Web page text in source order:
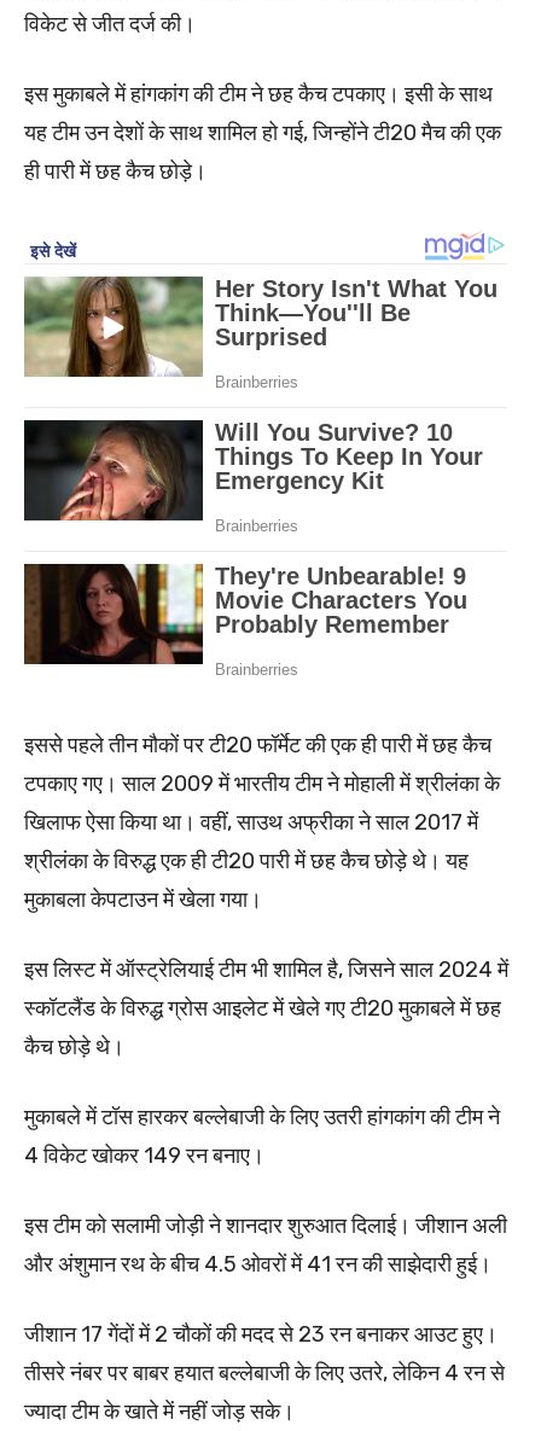
विकेट से जीत दर्ज की।
इस मुकाबले में हांगकांग की टीम ने छह कैच टपकाए। इसी के साथ
यह टीम उन देशों के साथ शामिल हो गई, जिन्होंने टी20 मैच की एक
ही पारी में छह कैच छोड़े।
इससे पहले तीन मौकों पर टी20 फॉर्मेट की एक ही पारी में छह कैच
टपकाए गए। साल 2009 में भारतीय टीम ने मोहाली में श्रीलंका के
खिलाफ ऐसा किया था। वहीं, साउथ अफ्रीका ने साल 2017 में
श्रीलंका के विरुद्ध एक ही टी20 पारी में छह कैच छोड़े थे। यह
मुकाबला केपटाउन में खेला गया।
इस लिस्ट में ऑस्ट्रेलियाई टीम भी शामिल है, जिसने साल 2024 में
स्कॉटलैंड के विरुद्ध ग्रोस आइलेट में खेले गए टी20 मुकाबले में छह
कैच छोड़े थे।
मुकाबले में टॉस हारकर बल्लेबाजी के लिए उतरी हांगकांग की टीम ने
4 विकेट खोकर 149 रन बनाए।
इस टीम को सलामी जोड़ी ने शानदार शुरुआत दिलाई। जीशान अली
और अंशुमान रथ के बीच 4.5 ओवरों में 41 रन की साझेदारी हुई।
जीशान 17 गेंदों में 2 चौकों की मदद से 23 रन बनाकर आउट हुए।
तीसरे नंबर पर बाबर हयात बल्लेबाजी के लिए उतरे, लेकिन 4 रन से
ज्यादा टीम के खाते में नहीं जोड़ सके।